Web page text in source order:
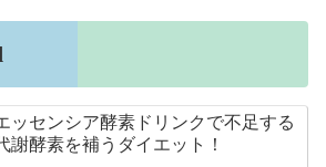
ッセンシア酵素ドリンクで不足する
謝酵素を補うダイエット！